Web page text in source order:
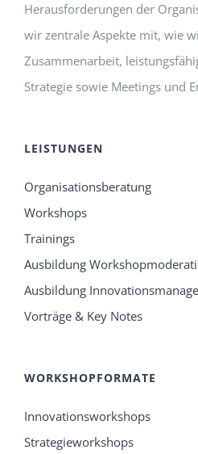
Herausforderungen der
wir zentrale Aspekte mit, wie
Zusammenarbeit,
Strategie sowie Meetings und
LEISTUNGEN
Organisationsberatung
Workshops
Trainings
Ausbildung
Ausbildung
Vorträge & Key Notes
WORKSHOPFORMATE
Innovationsworkshops
Strategieworkshops